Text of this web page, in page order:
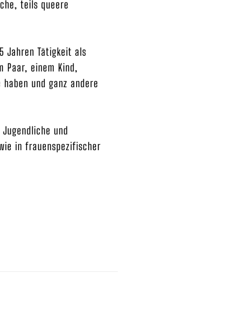
teils queere
Jahren Tätigkeit als
Paar, einem Kind,
und ganz andere
und
in frauenspezifischer